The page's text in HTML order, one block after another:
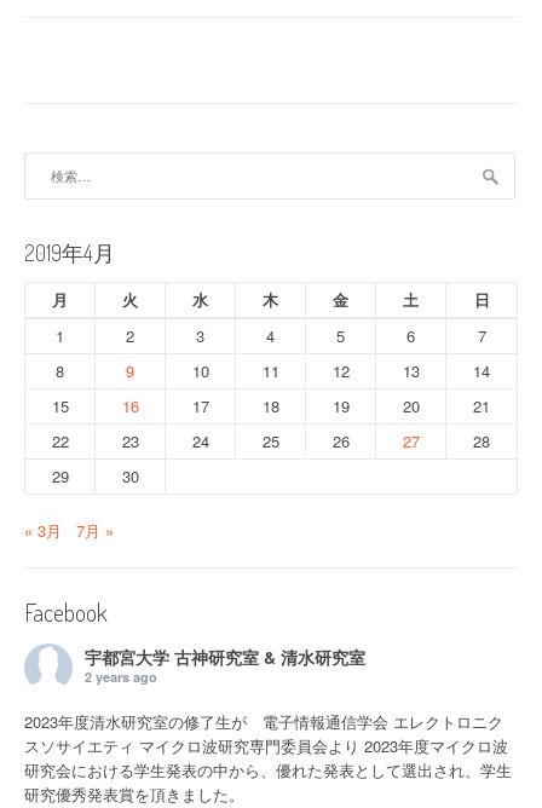
ゲ
ー
シ
ョ
ン
2019年4月
月 火 水 木 金 土
日
1
2 3 4 5 6
7
8
9 10 11 12 13
14
15
16 17 18 19 20
21
22
23 24 25 26 27
28
29
30
« 3月 7月 »
Facebook
宇都宮大学 古神研究室 & 清水研究室
2 years ago
2023年度清水研究室の修了生が 電子情報通信学会 エレクトロニク
スソサイエティ マイクロ波研究専門委員会より 2023年度マイクロ波
研究会における学生発表の中から、優れた発表として選出され、学生
研究優秀発表賞を頂きました。